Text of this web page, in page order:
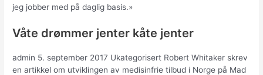
jeg jobber med på daglig basis.»
Våte drømmer jenter kåte jenter
admin 5. september 2017 Ukategorisert Robert Whitaker skrev
en artikkel om utviklingen av medisinfrie tilbud i Norge på Mad